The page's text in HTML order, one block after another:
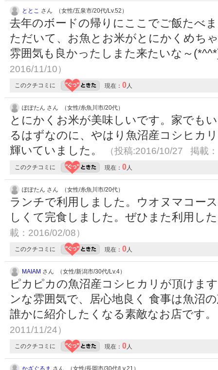
ととこ さん （女性/五泉市/20代/Lv.52）
去年のボードの帰りにここでご飯たべ
ただいて、お魚とお米がとにかくめち
雰囲気も良かったしまた来たいな～
2016/11/10）
このクチコミに 現在： 0 人
ぽぽたん さん （女性/糸魚川市/20代）
とにかくお米が美味しいです。家でも
るはずなのに、やはり魚沼産コシヒカ
輝いていました。
（投稿:2016/10/27 掲載
このクチコミに 現在： 0 人
ぽぽたん さん （女性/糸魚川市/20代）
ランチで利用しました。ウオヌマコー
しくて完食しました。ぜひまた利用し
載：2016/02/08）
このクチコミに 現在： 0 人
MAIAM さん （女性/新潟市/30代/Lv.4）
ピカピカの魚沼産コシヒカリが頂けま
ンな雰囲気で、居心地良く 食事は魚沼
誰かに紹介したくなる素敵なお店です
2011/11/24）
このクチコミに 現在： 0 人
かざぐるま さん （女性/長岡市/30代/Lv.21）